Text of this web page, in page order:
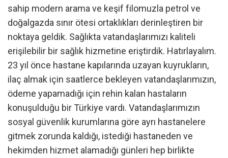
sahip modern arama ve keşif filomuzla petrol ve
doğalgazda sınır ötesi ortaklıkları derinleştiren bir
noktaya geldik. Sağlıkta vatandaşlarımızı kaliteli
erişilebilir bir sağlık hizmetine eriştirdik. Hatırlayalım.
23 yıl önce hastane kapılarında uzayan kuyrukların,
ilaç almak için saatlerce bekleyen vatandaşlarımızın,
ödeme yapamadığı için rehin kalan hastaların
konuşulduğu bir Türkiye vardı. Vatandaşlarımızın
sosyal güvenlik kurumlarına göre ayrı hastanelere
gitmek zorunda kaldığı, istediği hastaneden ve
hekimden hizmet alamadığı günleri hep birlikte